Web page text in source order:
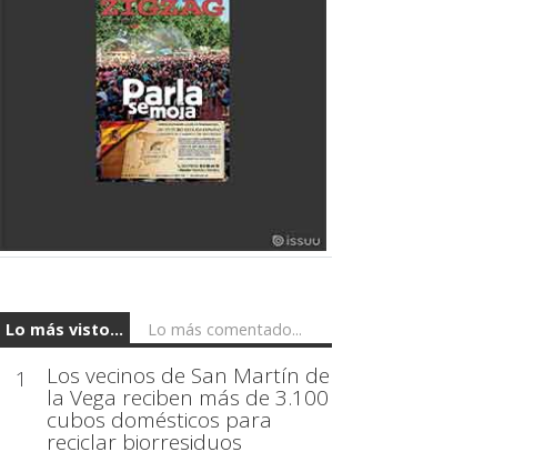
Lo más visto... Lo más comentado...
1 Los vecinos de San Martín de
la Vega reciben más de 3.100
cubos domésticos para
reciclar biorresiduos